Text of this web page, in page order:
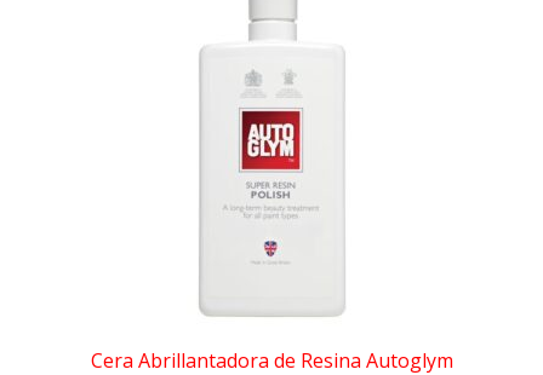
Cera Abrillantadora de Resina Autoglym